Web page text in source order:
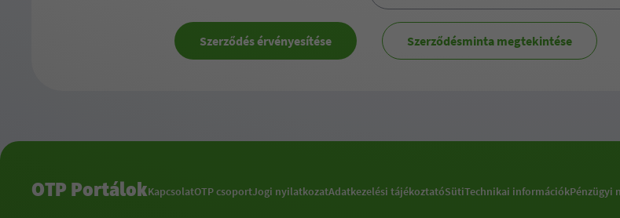
Szerződés érvényesítése Szerződésminta megtekintése
OTP PortálokKapcsolatOTP csoportJogi nyilatkozatAdatkezelési tájékoztatóSütiTechnikai információkPénzügyi